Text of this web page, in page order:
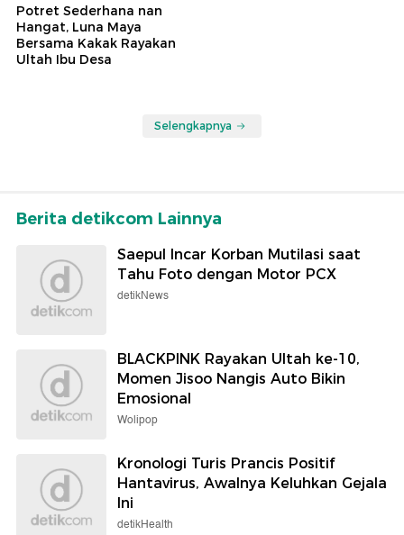
Potret Sederhana nan
Hangat, Luna Maya
Bersama Kakak Rayakan
Ultah Ibu Desa
Selengkapnya
Berita detikcom Lainnya
Saepul Incar Korban Mutilasi saat
Tahu Foto dengan Motor PCX
detikNews
BLACKPINK Rayakan Ultah ke-10,
Momen Jisoo Nangis Auto Bikin
Emosional
Wolipop
Kronologi Turis Prancis Positif
Hantavirus, Awalnya Keluhkan Gejala
Ini
detikHealth